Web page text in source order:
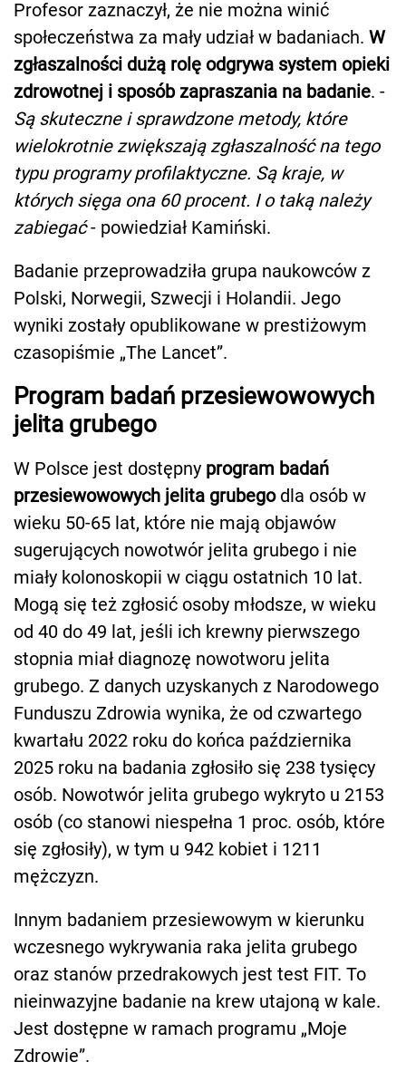
Profesor zaznaczył, że nie można winić
społeczeństwa za mały udział w badaniach. W
zgłaszalności dużą rolę odgrywa system opieki
zdrowotnej i sposób zapraszania na badanie. -
Są skuteczne i sprawdzone metody, które
wielokrotnie zwiększają zgłaszalność na tego
typu programy profilaktyczne. Są kraje, w
których sięga ona 60 procent. I o taką należy
zabiegać- powiedział Kamiński.
Badanie przeprowadziła grupa naukowców z
Polski, Norwegii, Szwecji i Holandii. Jego
wyniki zostały opublikowane w prestiżowym
czasopiśmie „The Lancet”.
Program badań przesiewowowych
jelita grubego
W Polsce jest dostępny program badań
przesiewowowych jelita grubegodla osób w
wieku 50-65 lat, które nie mają objawów
sugerujących nowotwór jelita grubego i nie
miały kolonoskopii w ciągu ostatnich 10 lat.
Mogą się też zgłosić osoby młodsze, w wieku
od 40 do 49 lat, jeśli ich krewny pierwszego
stopnia miał diagnozę nowotworu jelita
grubego. Z danych uzyskanych z Narodowego
Funduszu Zdrowia wynika, że od czwartego
kwartału 2022 roku do końca października
2025 roku na badania zgłosiło się 238 tysięcy
osób. Nowotwór jelita grubego wykryto u 2153
osób (co stanowi niespełna 1 proc. osób, które
się zgłosiły), w tym u 942 kobiet i 1211
mężczyzn.
Innym badaniem przesiewowym w kierunku
wczesnego wykrywania raka jelita grubego
oraz stanów przedrakowych jest test FIT. To
nieinwazyjne badanie na krew utajoną w kale.
Jest dostępne w ramach programu „Moje
Zdrowie”.